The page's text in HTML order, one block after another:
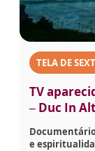
TELA DE
TV
– Duc In
e